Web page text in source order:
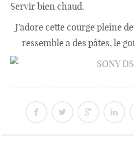
Servir bien chaud.
J’adore cette courge pleine
ressemble a des pâtes, le